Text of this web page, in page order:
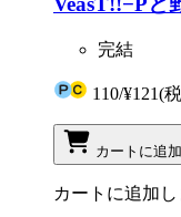
完結
110/¥121(
カートに追加
カートに追加し